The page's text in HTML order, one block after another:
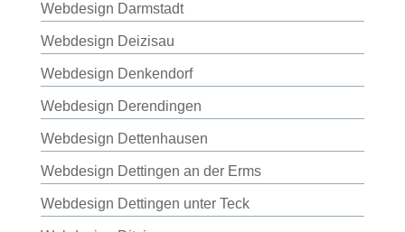
Webdesign Darmstadt
Webdesign Deizisau
Webdesign Denkendorf
Webdesign Derendingen
Webdesign Dettenhausen
Webdesign Dettingen an der Erms
Webdesign Dettingen unter Teck